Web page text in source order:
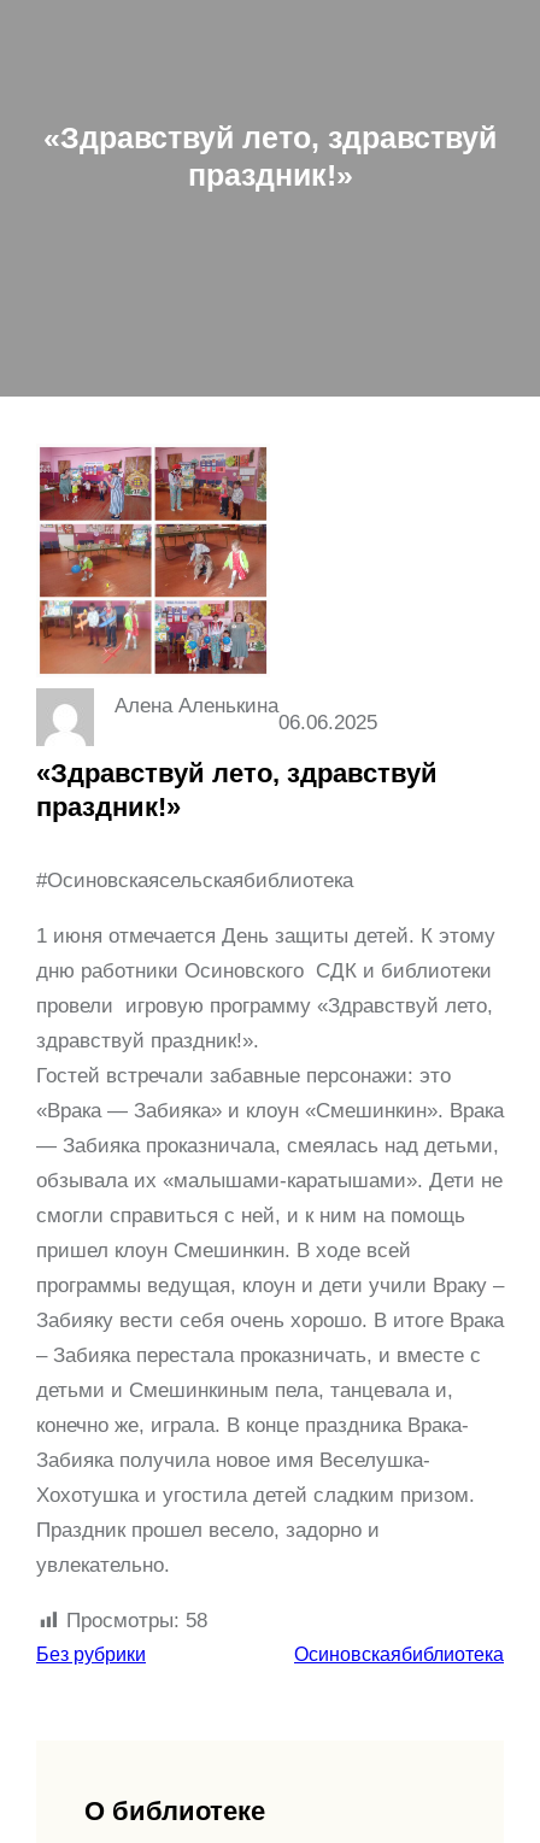
«Здравствуй лето, здравствуй
праздник!»
Алена Аленькина
06.06.2025
«Здравствуй лето, здравствуй
праздник!»
#Осиновскаясельскаябиблиотека
1 июня отмечается День защиты детей. К этому
дню работники Осиновского СДК и библиотеки
провели игровую программу «Здравствуй лето,
здравствуй праздник!».
Гостей встречали забавные персонажи: это
«Врака — Забияка» и клоун «Смешинкин». Врака
— Забияка проказничала, смеялась над детьми,
обзывала их «малышами-каратышами». Дети не
смогли справиться с ней, и к ним на помощь
пришел клоун Смешинкин. В ходе всей
программы ведущая, клоун и дети учили Враку –
Забияку вести себя очень хорошо. В итоге Врака
– Забияка перестала проказничать, и вместе с
детьми и Смешинкиным пела, танцевала и,
конечно же, играла. В конце праздника Врака-
Забияка получила новое имя Веселушка-
Хохотушка и угостила детей сладким призом.
Праздник прошел весело, задорно и
увлекательно.
Просмотры: 58
Без рубрики Осиновскаябиблиотека
О библиотеке